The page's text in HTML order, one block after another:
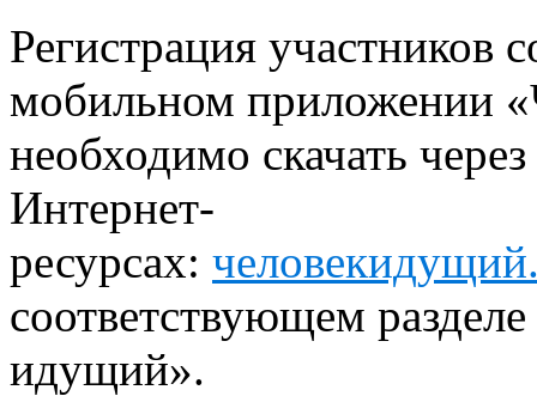
Регистрация участников
мобильном приложении
необходимо скачать
Интернет-
ресурсах:
соответствующем
идущий».